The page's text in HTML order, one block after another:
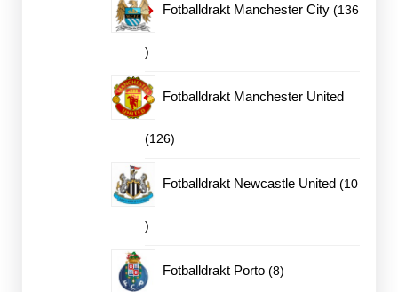
Fotballdrakt Manchester City 136
136
produkter
Fotballdrakt Manchester United
126126
produkter
Fotballdrakt Newcastle United 10
10
produkter
Fotballdrakt Porto 88